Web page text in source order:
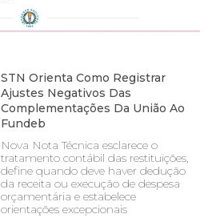
STN Orienta Como Registrar
Ajustes Negativos Das
Complementações Da União Ao
Fundeb
Nova Nota Técnica esclarece o
tratamento contábil das restituições,
define quando deve haver dedução
da receita ou execução de despesa
orçamentária e estabelece
orientações excepcionais